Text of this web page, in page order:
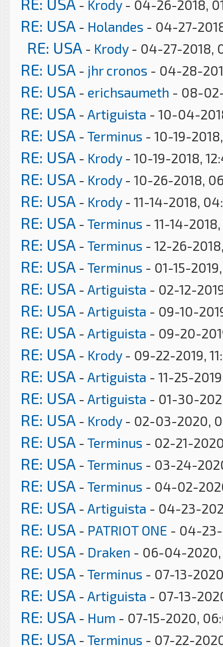
- Krody- 04-26-2018,
RE: USA - Holandes - 04-27-
RE: USA - Krody- 04-27-2018,
RE: USA - jhr cronos - 04-28-
RE: USA - erichsaumeth - 08-
RE: USA - Artiguista - 10-04-
RE: USA - Terminus - 10-19-
RE: USA - Krody- 10-19-2018,
RE: USA - Krody- 10-26-2018,
RE: USA - Krody- 11-14-2018,
RE: USA - Terminus - 11-14-
RE: USA - Terminus - 12-26-
RE: USA - Terminus - 01-15-
RE: USA - Artiguista - 02-12-
RE: USA - Artiguista - 09-10-
RE: USA - Artiguista - 09-20-
RE: USA - Krody- 09-22-2019,
RE: USA - Artiguista - 11-25-
RE: USA - Artiguista - 01-30-
RE: USA - Krody- 02-03-2020,
RE: USA - Terminus - 02-21-
RE: USA - Terminus - 03-24-
RE: USA - Terminus - 04-02-
RE: USA - Artiguista - 04-23-
RE: USA - PATRIOT ONE - 04-23-
RE: USA - Draken - 06-04-2020,
RE: USA - Terminus - 07-13-
RE: USA - Artiguista - 07-13-
RE: USA - Hum - 07-15-2020,
RE: USA - Terminus - 07-22-